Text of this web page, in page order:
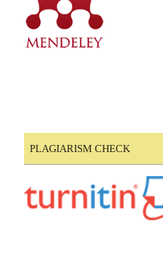
PLAGIARISM CHECK